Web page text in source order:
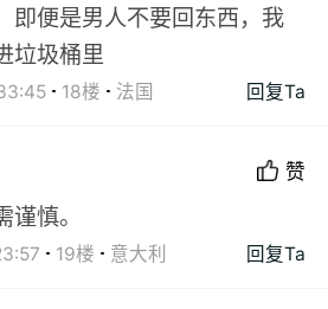
即便是男人不要回东西，我
垃圾桶里
18楼 法国 回复Ta
赞
慎。
19楼 意大利 回复Ta